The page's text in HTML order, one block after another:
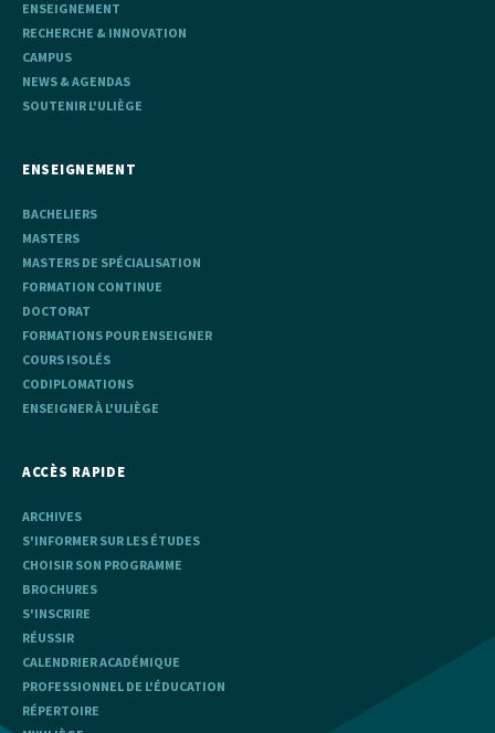
ENSEIGNEMENT
RECHERCHE & INNOVATION
CAMPUS
NEWS & AGENDAS
SOUTENIR L'ULIÈGE
ENSEIGNEMENT
BACHELIERS
MASTERS
MASTERS DE SPÉCIALISATION
FORMATION CONTINUE
DOCTORAT
FORMATIONS POUR ENSEIGNER
COURS ISOLÉS
CODIPLOMATIONS
ENSEIGNER À L'ULIÈGE
ACCÈS RAPIDE
ARCHIVES
S'INFORMER SUR LES ÉTUDES
CHOISIR SON PROGRAMME
BROCHURES
S'INSCRIRE
RÉUSSIR
CALENDRIER ACADÉMIQUE
PROFESSIONNEL DE L'ÉDUCATION
RÉPERTOIRE